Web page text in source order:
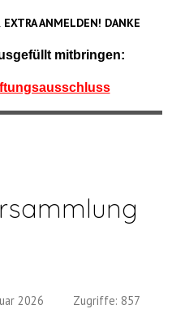
ANMELDEN! DANKE
mitbringen:
2026 Zugriffe: 857